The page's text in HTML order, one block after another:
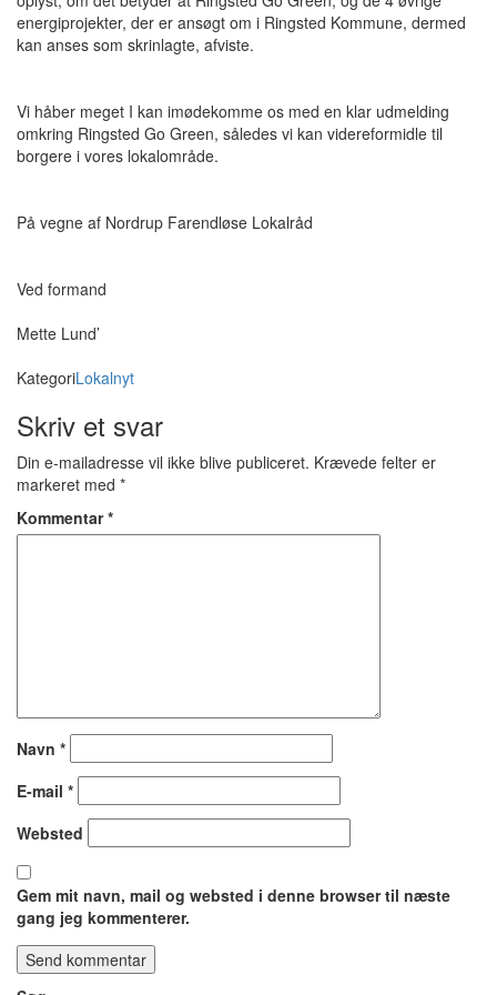
energiprojekter, der er ansøgt om i Ringsted Kommune, dermed
kan anses som skrinlagte, afviste.
Vi håber meget I kan imødekomme os med en klar udmelding
omkring Ringsted Go Green, således vi kan videreformidle til
borgere i vores lokalområde.
På vegne af Nordrup Farendløse Lokalråd
Ved formand
Mette Lund’
KategoriLokalnyt
Skriv et svar
Din e-mailadresse vil ikke blive publiceret. Krævede felter er
markeret med *
Kommentar*
Navn *
E-mail *
Websted
Gem mit navn, mail og websted i denne browser til næste
gang jeg kommenterer.